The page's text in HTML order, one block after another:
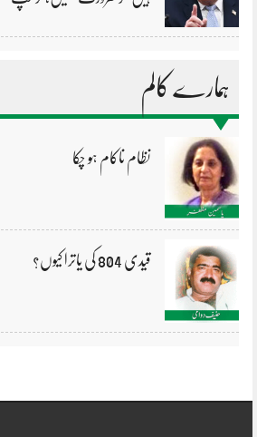
ہمارے کالم
نظام ناکام ہو چکا
قیدی 804 کی یاترا کیوں؟